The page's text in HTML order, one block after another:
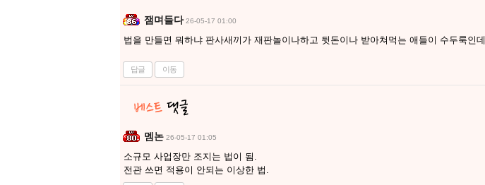
잼며들다 26-05-17 01:00
법을 만들면 뭐하냐 판사새끼가 재판놀이나하고 뒷돈이나 받아쳐먹는 애들이 수두룩인데
답글 이동
멤논 26-05-17 01:05
소규모 사업장만 조지는 법이 됨.
전관 쓰면 적용이 안되는 이상한 법.